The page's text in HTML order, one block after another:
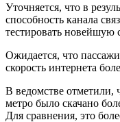
Уточняется, что в
способность канала
тестировать новейшую
Ожидается, что
скорость интернета
В ведомстве отметили,
метро было скачано
Для сравнения, это